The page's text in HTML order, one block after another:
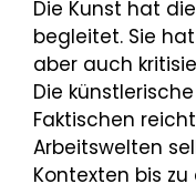
Die Kunst hat
begleitet. Sie
aber auch
Die
Faktischen
Arbeitswelten
Kontexten bis